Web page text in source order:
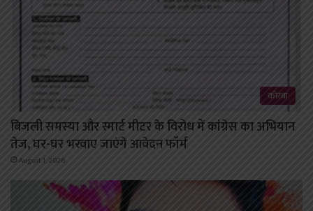
कोरबा
बिजली समस्या और स्मार्ट मीटर के विरोध में कांग्रेस का अभियान
तेज, घर-घर भरवाए जाएंगे आवेदन फॉर्म
August 1, 2026